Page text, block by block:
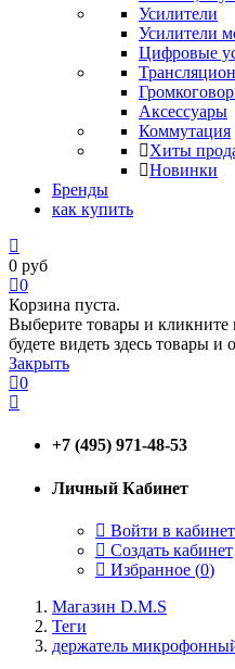
Усилители
Усилители
Цифровые
Аксессуары
Коммутация
Хиты
Новинки
Бренды
как купить
0 руб
0
Корзина пуста.
Выберите товары и
будете видеть здесь товары
Закрыть
0
+7 (495) 971-48-53
Личный Кабинет
Войти в кабинет
Создать кабинет
Избранное (0)
Магазин D.M.S
Теги
держатель